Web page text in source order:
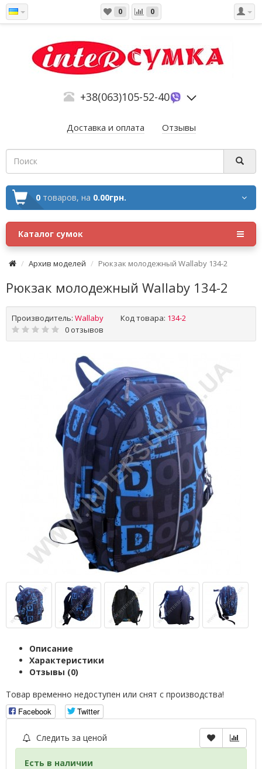
0 0
+38(063)105-52-40
Доставка и оплата Отзывы
0 товаров, на 0.00грн.
Каталог сумок
Архив моделей Рюкзак молодежный Wallaby 134-2
Рюкзак молодежный Wallaby 134-2
Производитель: Wallaby Код товара: 134-2
0 отзывов
Описание
Характеристики
Отзывы (0)
Товар временно недоступен или снят с производства!
Facebook
Twitter
Следить за ценой
Есть в наличии